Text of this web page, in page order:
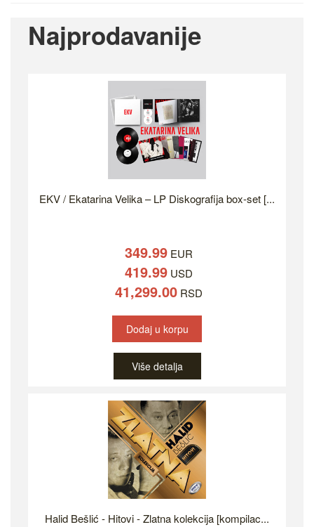
Najprodavanije
EKV / Ekatarina Velika – LP Diskografija box-set [...
349.99 EUR
419.99 USD
41,299.00 RSD
Dodaj u korpu
Više detalja
Halid Bešlić - Hitovi - Zlatna kolekcija [kompilac...